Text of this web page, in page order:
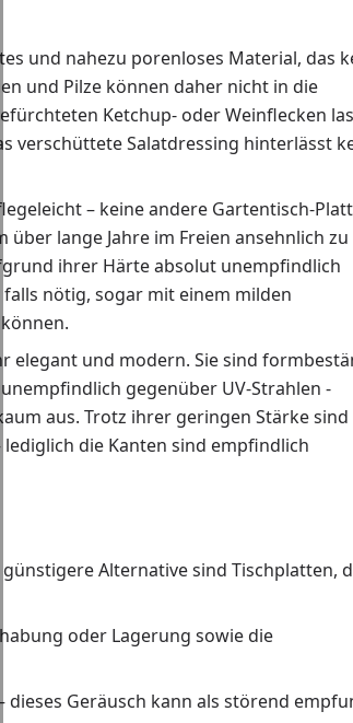
und nahezu porenloses Material, das
und Pilze können daher nicht in die
Ketchup- oder Weinflecken
verschüttete Salatdressing hinterlässt
– keine andere Gartentisch-
lange Jahre im Freien ansehnlich zu
ihrer Härte absolut unempfindlich
nötig, sogar mit einem milden
elegant und modern. Sie sind
gegenüber UV-Strahlen -
aus. Trotz ihrer geringen Stärke sind
die Kanten sind empfindlich
Alternative sind Tischplatten,
oder Lagerung sowie die
Geräusch kann als störend